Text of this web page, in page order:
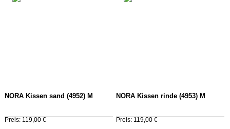
NORA Kissen sand (4952) M
Preis: 119,00 €
NORA Kissen rinde (4953) M
Preis: 119,00 €